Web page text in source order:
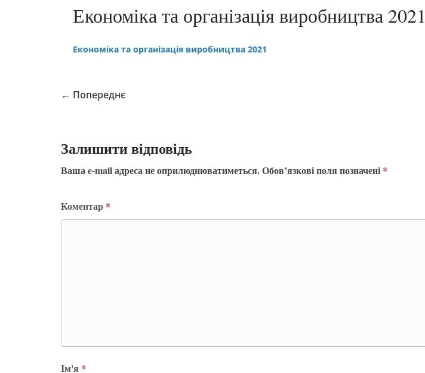
Економіка та організація виробництва 2021
Економіка та організація виробництва 2021
← Попереднє
Залишити відповідь
Ваша e-mail адреса не оприлюднюватиметься.Обов’язкові поля позначені *
Коментар *
Ім'я *